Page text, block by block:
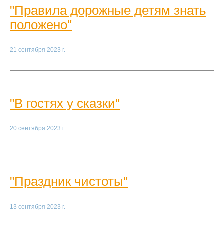
"Правила дорожные детям знать
положено"
21 сентября 2023 г.
"В гостях у сказки"
20 сентября 2023 г.
"Праздник чистоты"
13 сентября 2023 г.